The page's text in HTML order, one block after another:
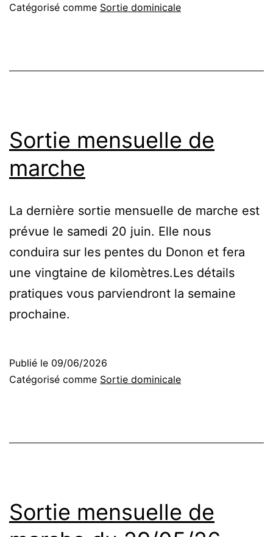
Catégorisé comme Sortie dominicale
Sortie mensuelle de
marche
La dernière sortie mensuelle de marche est
prévue le samedi 20 juin. Elle nous
conduira sur les pentes du Donon et fera
une vingtaine de kilomètres.Les détails
pratiques vous parviendront la semaine
prochaine.
Publié le 09/06/2026
Catégorisé comme Sortie dominicale
Sortie mensuelle de